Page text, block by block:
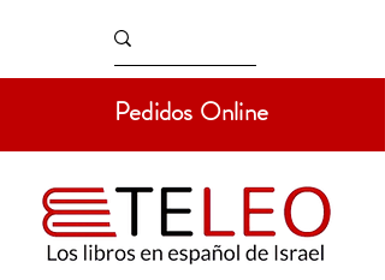
Pedidos Online